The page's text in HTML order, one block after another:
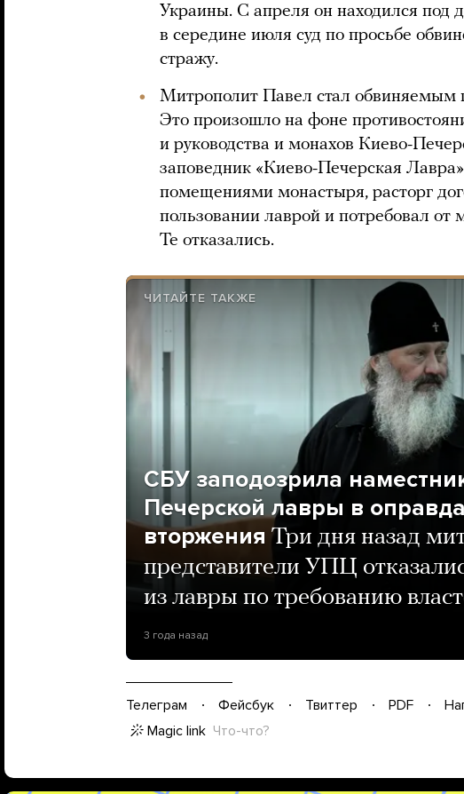
Украины. С апреля он находился под
в середине июля суд по просьбе
стражу.
Митрополит Павел стал обвиняемым
Это произошло на фоне
и руководства и монахов Киево-
заповедник «Киево-Печерская
помещениями монастыря, расторг
пользовании лаврой и потребовал от
Те отказались.
ЧИТАЙТЕ ТАКЖЕ
СБУ заподозрила
Печерской лавры в
вторжения Три дня назад
представители УПЦ
из лавры по требованию
3 года назад
Телеграм Фейсбук Твиттер PDF
Magic link Что-что?